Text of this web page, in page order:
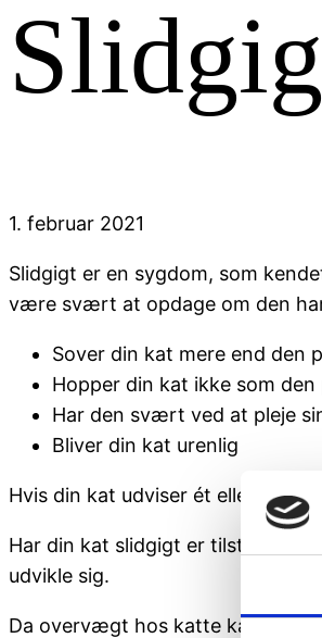
1. februar 2021
Slidgigt er en sygdom, som
være svært at opdage om den
Sover din kat mere end den
Hopper din kat ikke som
Har den svært ved at pleje
Bliver din kat urenlig
Hvis din kat udviser ét eller flere
Har din kat slidgigt er tilstanden
udvikle sig.
Da overvægt hos katte kan